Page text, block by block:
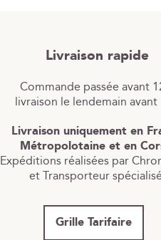
Livraison rapide
Commande passée avant
livraison le lendemain avant
Livraison uniquement en
Métropolotaine et en
Expéditions réalisées par
et Transporteur
Grille Tarifaire